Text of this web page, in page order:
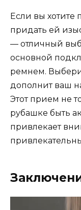
Если вы хотите
придать ей
— отличный
основной
ремнем.
дополнит ваш
Этот прием не
рубашке быть
привлекает